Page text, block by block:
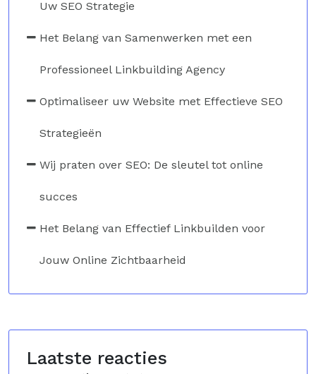
Uw SEO Strategie
Het Belang van Samenwerken met een
Professioneel Linkbuilding Agency
Optimaliseer uw Website met Effectieve SEO
Strategieën
Wij praten over SEO: De sleutel tot online
succes
Het Belang van Effectief Linkbuilden voor
Jouw Online Zichtbaarheid
Laatste reacties